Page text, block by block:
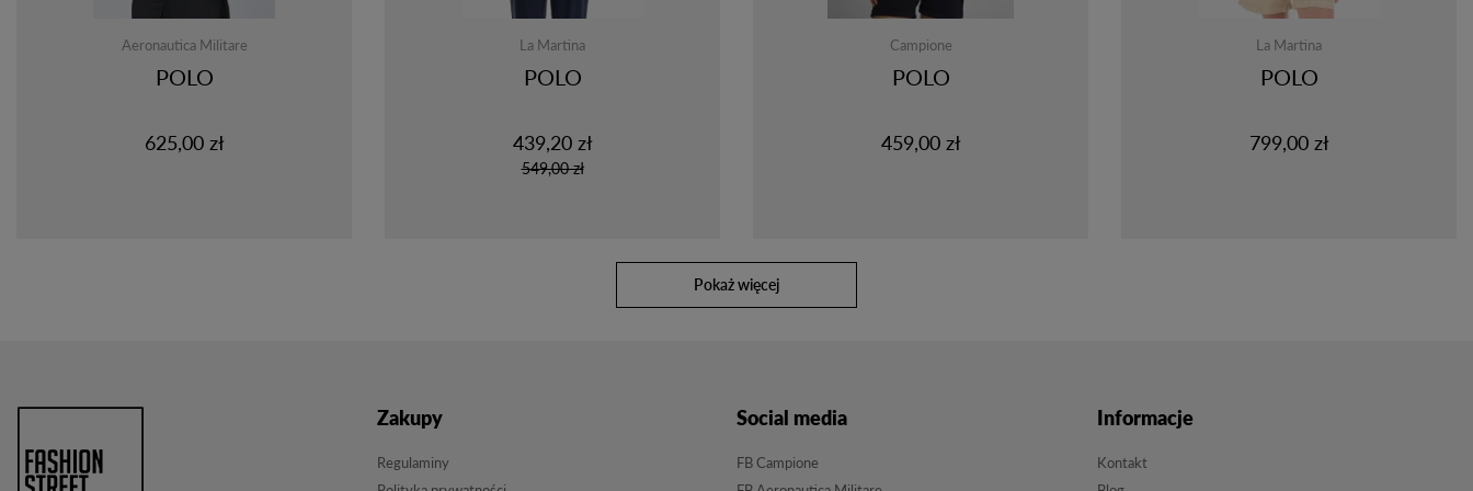
Aeronautica Militare
POLO
625,00 zł
La Martina
POLO
439,20 zł
549,00 zł
Campione
POLO
459,00 zł
La Martina
POLO
799,00 zł
pokaż więcej
Zakupy
Regulaminy
Social media
FB Campione
Informacje
Kontakt